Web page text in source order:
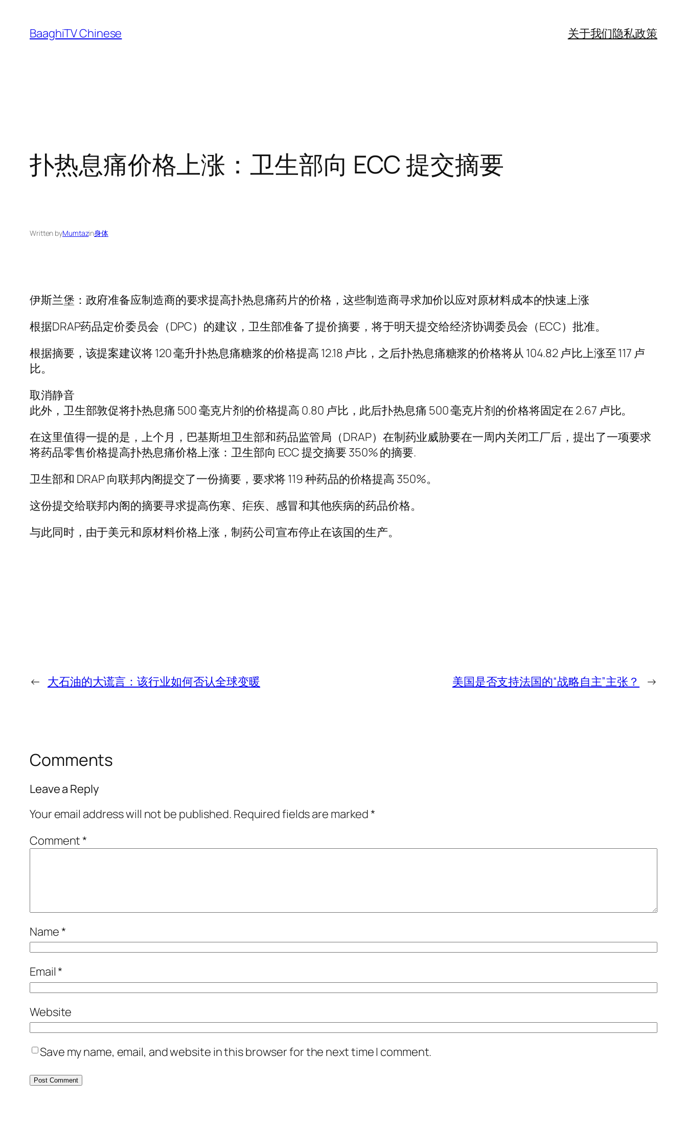
content
BaaghiTV Chinese 关于我们隐私政策
扑热息痛价格上涨：卫生部向 ECC 提交摘要
Written byMumtazin身体
伊斯兰堡：政府准备应制造商的要求提高扑热息痛药片的价格，这些制造商寻求加价以应对原材料成本的快速上涨
根据DRAP药品定价委员会（DPC）的建议，卫生部准备了提价摘要，将于明天提交给经济协调委员会（ECC）批准。
根据摘要，该提案建议将 120 毫升扑热息痛糖浆的价格提高 12.18 卢比，之后扑热息痛糖浆的价格将从 104.82 卢比上涨至 117 卢
比。
取消静音
此外，卫生部敦促将扑热息痛 500 毫克片剂的价格提高 0.80 卢比，此后扑热息痛 500 毫克片剂的价格将固定在 2.67 卢比。
在这里值得一提的是，上个月，巴基斯坦卫生部和药品监管局（DRAP）在制药业威胁要在一周内关闭工厂后，提出了一项要求
将药品零售价格提高扑热息痛价格上涨：卫生部向 ECC 提交摘要 350% 的摘要.
卫生部和 DRAP 向联邦内阁提交了一份摘要，要求将 119 种药品的价格提高 350%。
这份提交给联邦内阁的摘要寻求提高伤寒、疟疾、感冒和其他疾病的药品价格。
与此同时，由于美元和原材料价格上涨，制药公司宣布停止在该国的生产。
← 大石油的大谎言：该行业如何否认全球变暖 美国是否支持法国的“战略自主”主张？ →
Comments
Leave a Reply
Your email address will not be published. Required fields are marked*
Comment*
Name*
Email*
Website
Save my name, email, and website in this browser for the next time I comment.